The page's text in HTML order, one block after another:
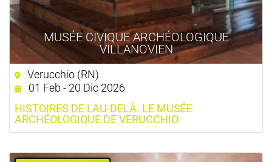
MUSÉE CIVIQUE ARCHÉOLOGIQUE
VILLANOVIEN
Verucchio (RN)
01 Feb - 20 Dic 2026
HISTOIRES DE L'AU-DELÀ. LE MUSÉE
ARCHÉOLOGIQUE DE VERUCCHIO